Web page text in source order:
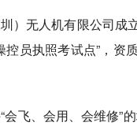
）无人机有限公司成
控员执照考试点”，
飞、会用、会维修”